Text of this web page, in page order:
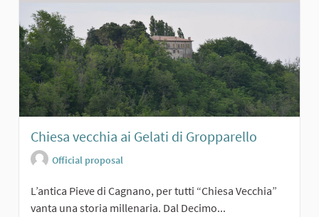
Chiesa vecchia ai Gelati di Gropparello
Official proposal
L’antica Pieve di Cagnano, per tutti “Chiesa Vecchia”
vanta una storia millenaria. Dal Decimo...